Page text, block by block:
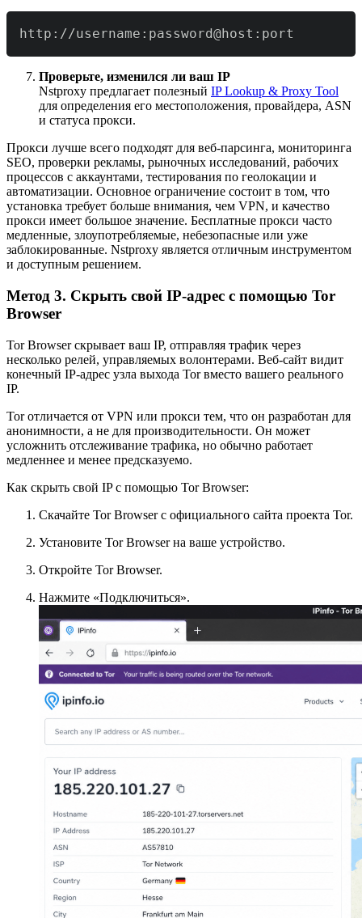
http://username:password@host:port
Проверьте, изменился ли ваш IP
Nstproxy предлагает полезный IP Lookup & Proxy Tool
для определения его местоположения, провайдера, ASN
и статуса прокси.
Прокси лучше всего подходят для веб-парсинга, мониторинга
SEO, проверки рекламы, рыночных исследований, рабочих
процессов с аккаунтами, тестирования по геолокации и
автоматизации. Основное ограничение состоит в том, что
установка требует больше внимания, чем VPN, и качество
прокси имеет большое значение. Бесплатные прокси часто
медленные, злоупотребляемые, небезопасные или уже
заблокированные. Nstproxy является отличным инструментом
и доступным решением.
Метод 3. Скрыть свой IP-адрес с помощью Tor
Browser
Tor Browser скрывает ваш IP, отправляя трафик через
несколько релей, управляемых волонтерами. Веб-сайт видит
конечный IP-адрес узла выхода Tor вместо вашего реального
IP.
Tor отличается от VPN или прокси тем, что он разработан для
анонимности, а не для производительности. Он может
усложнить отслеживание трафика, но обычно работает
медленнее и менее предсказуемо.
Как скрыть свой IP с помощью Tor Browser:
Скачайте Tor Browser с официального сайта проекта Tor.
Установите Tor Browser на ваше устройство.
Откройте Tor Browser.
Нажмите «Подключиться».